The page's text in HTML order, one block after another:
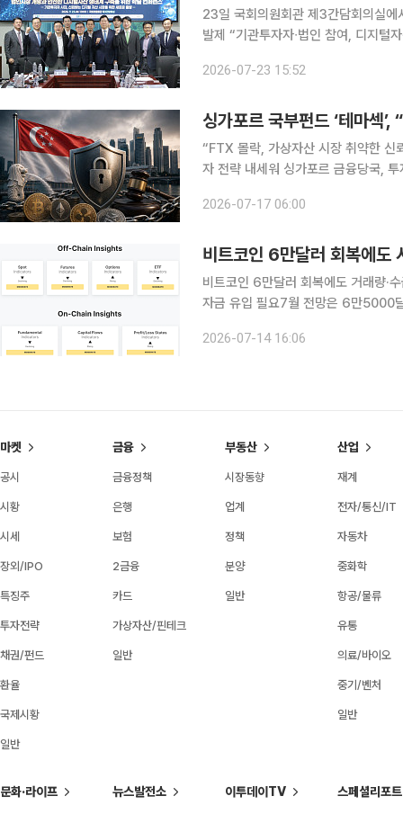
23일 국회의원회관 제3간담회의실에
발제 “기관투자자∙법인 참여, 디지털
께하는 시장으로 진화하고 있다. 법인
2026-07-23 15:52
싱가포르 국부펀드 ‘테마섹
“FTX 몰락, 가상자산 시장 취약한 신
자 전략 내세워 싱가포르 금융당국,
여전히 망설이는 모양새다. FTX 몰락
2026-07-17 06:00
비트코인 6만달러 회복에
비트코인 6만달러 회복에도 거래량·
자금 유입 필요7월 전망은 6만5000달러에
있다. 현물 거래량과 온체인 활동의
2026-07-14 16:06
마켓
공시
시황
시세
장외/IPO
특징주
투자전략
채권/펀드
환율
국제시황
일반
금융
금융정책
은행
보험
2금융
카드
가상자산/핀테크
일반
부동산
시장동향
업계
정책
분양
일반
산업
재계
전자/통신/IT
자동차
중화학
항공/물류
유통
의료/바이오
중기/벤처
일반
문화·라이프 뉴스발전소 이투데이TV 스페셜리포트